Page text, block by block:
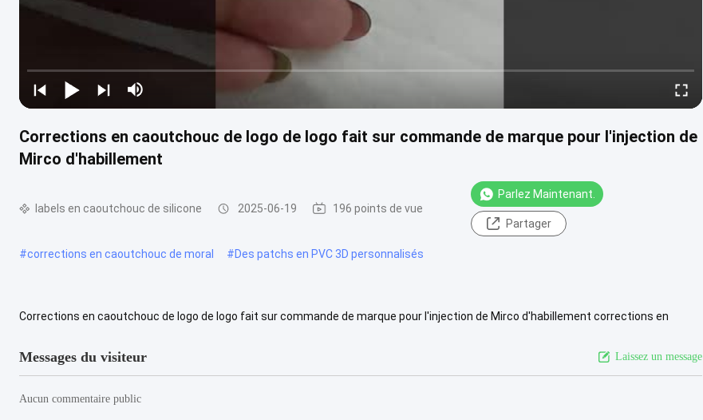
Corrections en caoutchouc de logo de logo fait sur commande de marque pour l'injection de
Mirco d'habillement
labels en caoutchouc de silicone 2025-06-19 196 points de vue
Parlez Maintenant.
Partager
#corrections en caoutchouc de moral #Des patchs en PVC 3D personnalisés
Corrections en caoutchouc de logo de logo fait sur commande de marque pour l'injection de Mirco d'habillement corrections en
Messages du visiteur Laissez un message
Aucun commentaire public